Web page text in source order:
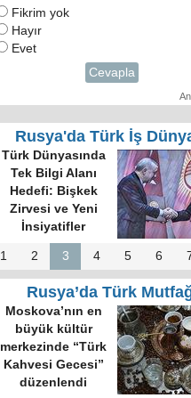
Fikrim yok
Hayır
Evet
Cevapla
Rusya'da Türk İş
Türk Dünyasında
Tek Bilgi Alanı
Hedefi: Bişkek
Zirvesi ve Yeni
İnsiyatifler
1 2 3 4 5 6
Rusya’da Türk
Moskova’nın en
büyük kültür
merkezinde “Türk
Kahvesi Gecesi”
düzenlendi